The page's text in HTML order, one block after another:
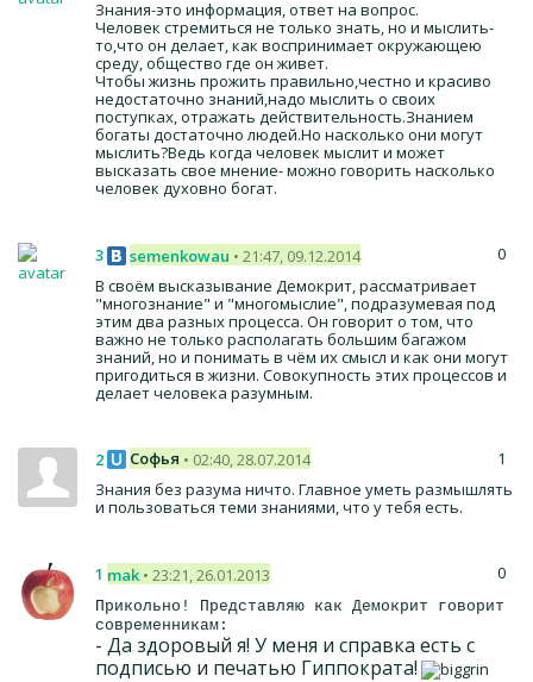
Знания-это информация, ответ на вопрос.
Человек стремиться не только знать, но и мыслить-
то,что он делает, как воспринимает окружающею
среду, общество где он живет.
Чтобы жизнь прожить правильно,честно и красиво
недостаточно знаний,надо мыслить о своих
поступках, отражать действительность.Знанием
богаты достаточно людей.Но насколько они могут
мыслить?Ведь когда человек мыслит и может
высказать свое мнение- можно говорить насколько
человек духовно богат.
0
3 semenkowau • 21:47, 09.12.2014
В своём высказывание Демокрит, рассматривает
"многознание" и "многомыслие", подразумевая под
этим два разных процесса. Он говорит о том, что
важно не только располагать большим багажом
знаний, но и понимать в чём их смысл и как они могут
пригодиться в жизни. Совокупность этих процессов и
делает человека разумным.
1
2 Софья • 02:40, 28.07.2014
Знания без разума ничто. Главное уметь размышлять
и пользоваться теми знаниями, что у тебя есть.
0
1 mak • 23:21, 26.01.2013
Прикольно! Представляю как Демокрит говорит
современникам:
- Да здоровый я! У меня и справка есть с
подписью и печатью Гиппократа!